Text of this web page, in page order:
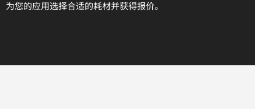
为您的应用选择合适的耗材并获得报价。